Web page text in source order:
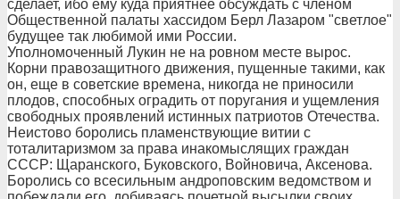
сделает, ибо ему куда приятнее обсуждать с членом
Общественной палаты хассидом Берл Лазаром "светлое"
будущее так любимой ими России.
Уполномоченный Лукин не на ровном месте вырос.
Корни правозащитного движения, пущенные такими, как
он, еще в советские времена, никогда не приносили
плодов, способных оградить от поругания и ущемления
свободных проявлений истинных патриотов Отечества.
Неистово боролись пламенствующие витии с
тоталитаризмом за права инакомыслящих граждан
СССР: Щаранского, Буковского, Войновича, Аксенова.
Боролись со всесильным андроповским ведомством и